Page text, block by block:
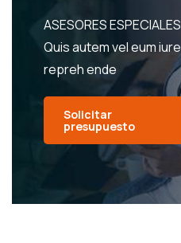
ASESORES ESPECIALES
Quis autem vel eum iure
repreh ende
Solicitar
presupuesto